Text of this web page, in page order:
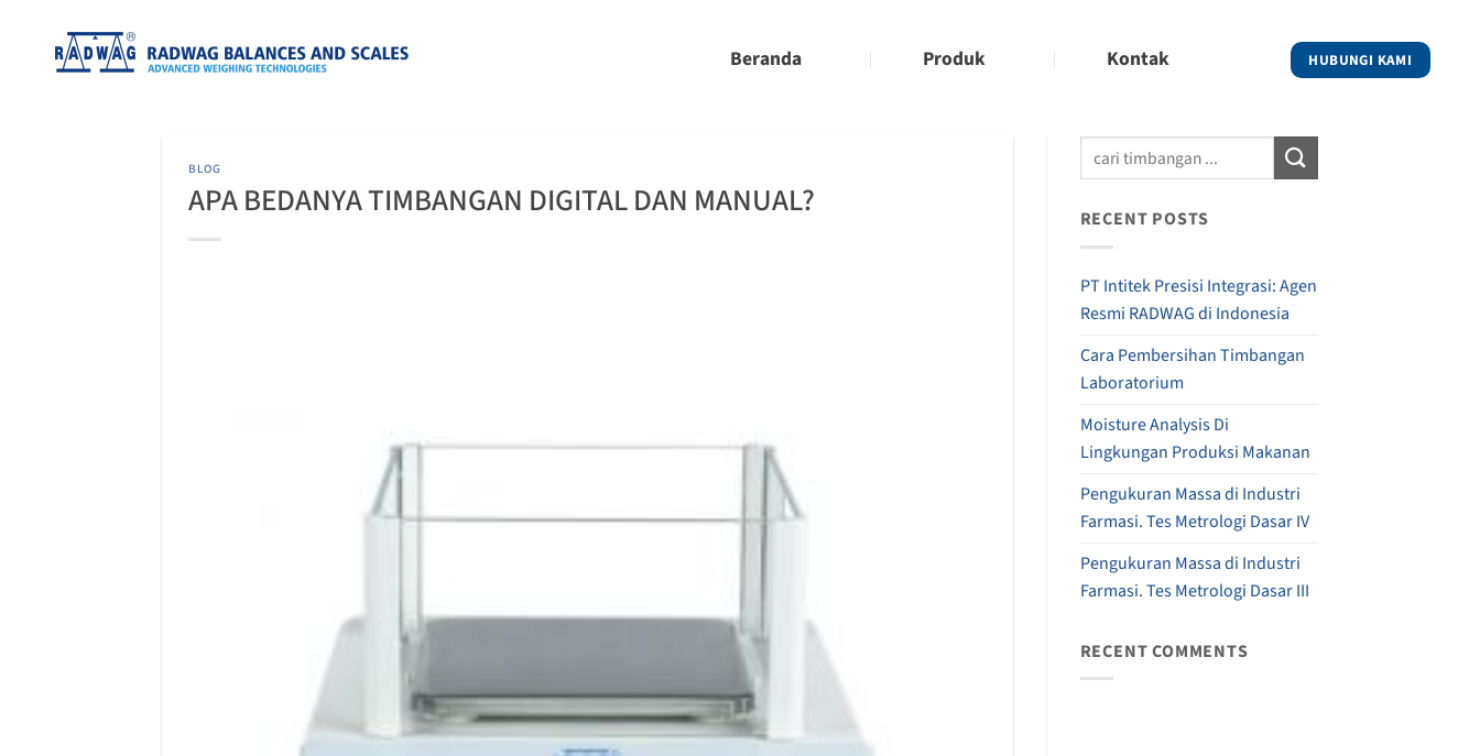
content
Beranda Produk Kontak HUBUNGI KAMI
BLOG
APA BEDANYA TIMBANGAN DIGITAL DAN MANUAL? RECENT POSTS
PT Intitek Presisi Integrasi: Agen
Resmi RADWAG di Indonesia
Cara Pembersihan Timbangan
Laboratorium
Moisture Analysis Di
Lingkungan Produksi Makanan
Pengukuran Massa di Industri
Farmasi. Tes Metrologi Dasar IV
Pengukuran Massa di Industri
Farmasi. Tes Metrologi Dasar III
RECENT COMMENTS